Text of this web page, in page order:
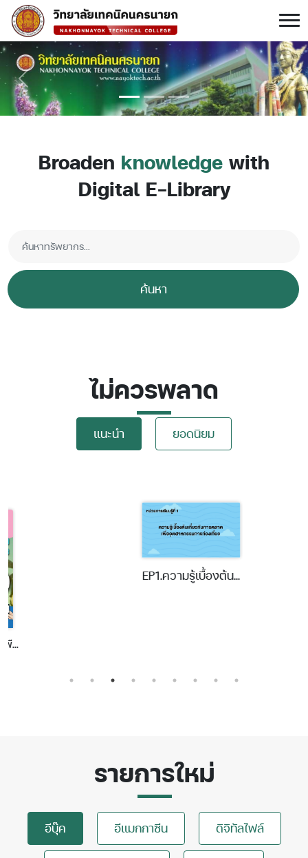
Previous Next
Broaden knowledge with
Digital E-Library
ค้นหา
ไม่ควรพลาด
แนะนำ ยอดนิยม
EP1.ความรู้เบื้องต้น...
รายการใหม่
อีบุ๊ค อีแมกกาซีน ดิจิทัลไฟล์